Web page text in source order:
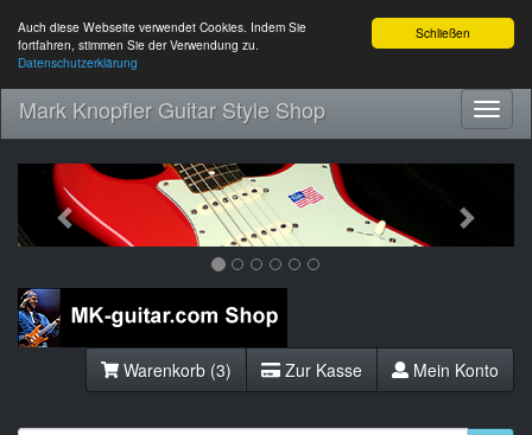
Schließen
Auch diese Webseite verwendet Cookies. Indem Sie
fortfahren, stimmen Sie der Verwendung zu.
Datenschutzerklärung
Mark Knopfler Guitar Style Shop
Previous
Warenkorb (3) Zur Kasse Mein Konto